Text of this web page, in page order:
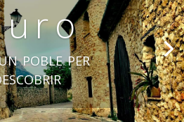
poble per